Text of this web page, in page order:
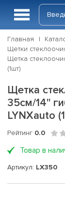
Главная
Щетки
Щетка
(1шт)
Щетка
35см/14''
LYNXauto
Рейтинг 0.0
Товар в
Артикул: LX350